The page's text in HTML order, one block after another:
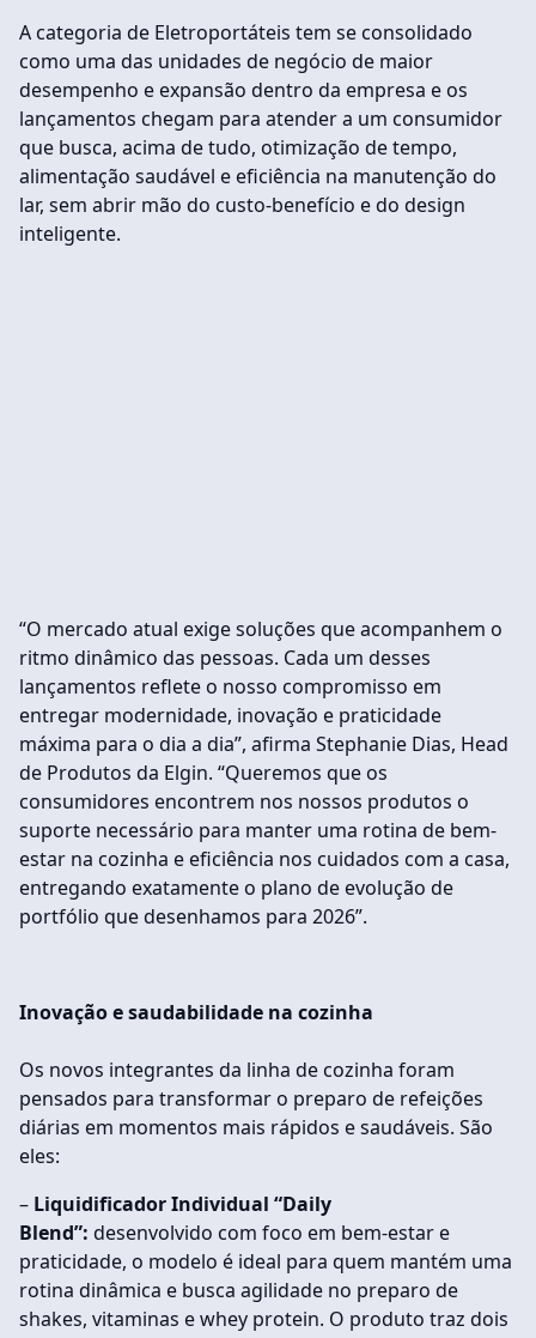
A categoria de Eletroportáteis tem se consolidado
como uma das unidades de negócio de maior
desempenho e expansão dentro da empresa e os
lançamentos chegam para atender a um consumidor
que busca, acima de tudo, otimização de tempo,
alimentação saudável e eficiência na manutenção do
lar, sem abrir mão do custo-benefício e do design
inteligente.
“O mercado atual exige soluções que acompanhem o
ritmo dinâmico das pessoas. Cada um desses
lançamentos reflete o nosso compromisso em
entregar modernidade, inovação e praticidade
máxima para o dia a dia”, afirma Stephanie Dias, Head
de Produtos da Elgin. “Queremos que os
consumidores encontrem nos nossos produtos o
suporte necessário para manter uma rotina de bem-
estar na cozinha e eficiência nos cuidados com a casa,
entregando exatamente o plano de evolução de
portfólio que desenhamos para 2026”.
Inovação e saudabilidade na cozinha
Os novos integrantes da linha de cozinha foram
pensados para transformar o preparo de refeições
diárias em momentos mais rápidos e saudáveis. São
eles:
– Liquidificador Individual “Daily
Blend”: desenvolvido com foco em bem-estar e
praticidade, o modelo é ideal para quem mantém uma
rotina dinâmica e busca agilidade no preparo de
shakes, vitaminas e whey protein. O produto traz dois